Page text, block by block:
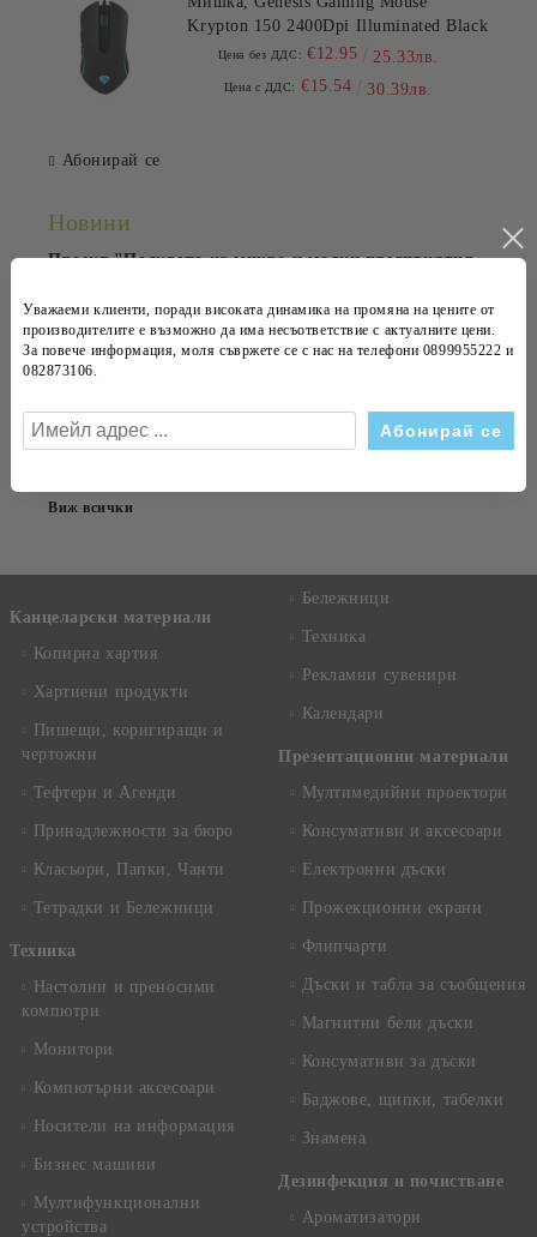
Krypton 150 2400Dpi Illuminated Black
Цена без ДДС: €12.95 25.33лв.
Цена с ДДС: €15.54 30.39лв.
Абонирай се
Новини
Проект "Подкрепа на микро и малки предприятия
от пандемията COVID-19"
14 Сеп 2020
23 Апр 2015
Виж всички
Канцеларски материали
Копирна хартия
Хартиени продукти
Пишещи, коригиращи и
чертожни
Тефтери и Агенди
Принадлежности за бюро
Класьори, Папки, Чанти
Тетрадки и Бележници
Техника
Настолни и преносими
компютри
Монитори
Компютърни аксесоари
Носители на информация
Бизнес машини
Мултифункционални
устройства
Бележници
Техника
Рекламни сувенири
Календари
Презентационни материали
Мултимедийни проектори
Консумативи и аксесоари
Електронни дъски
Прожекционни екрани
Флипчарти
Дъски и табла за съобщения
Магнитни бели дъски
Консумативи за дъски
Баджове, щипки, табелки
Знамена
Дезинфекция и почистване
Ароматизатори
Уважаеми клиенти, поради високата динамика на промяна на цените от
производителите е възможно да има несъответствие с актуалните цени.
За повече информация, моля съвржете се с нас на телефони 0899955222 и
082873106.